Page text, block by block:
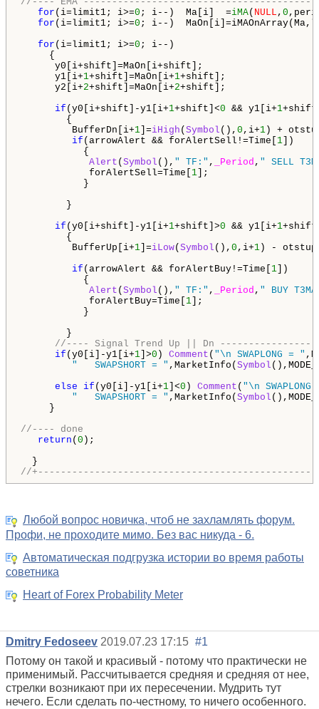
for (i=limit1; i>=0 ; i--)  Ma[i]  =iMA( NULL , 0
for (i=limit1; i>=0 ; i--)
for (i=limit1; i>=0 ; i--)
{
y0[i+shift]=MaOn[i+shift];
y1[i+1+shift]=MaOn[i+1+shift];
y2[i+2+shift]=MaOn[i+2+shift];
if (y0[i+shift]-y1[i+1+shift]<0 && y1[i+1
{
BufferDn[i+1 ]=iHigh ( Symbol (), 0 ,i+1 ) +
if (arrowAlert && forAlertSell!=Time[ 1 ])
{
Alert ( Symbol (), " TF:" , _Period , " SELL
forAlertSell=Time[ 1 ];
}
}
if (y0[i+shift]-y1[i+1+shift]>0 && y1[i+1
{
BufferUp[i+1 ]=iLow( Symbol (), 0 ,i+1 ) -
if (arrowAlert && forAlertBuy!=Time[ 1 ])
{
Alert ( Symbol (), " TF:" , _Period , " BUY
forAlertBuy=Time[ 1 ];
}
}
//---- Signal Trend Up || Dn
if (y0[i]-y1[i+1 ]>0 ) Comment ( "\n SWAPLONG = "
"   SWAPSHORT = " ,MarketInfo( Symbol
else
if (y0[i]-y1[i+1 ]<0 ) Comment ( "\n
"   SWAPSHORT = " ,MarketInfo( Symbol
}
//---- done
return ( 0 );
//
Любой вопрос новичка, чтоб не захламлять форум.
Профи, не проходите мимо. Без вас никуда - 6.
Автоматическая подгрузка истории во время работы
советника
Heart of Forex Probability Meter
Dmitry Fedoseev 2019.07.23 17:15 #1
Потому он такой и красивый - потому что практически не
применимый. Рассчитывается средняя и средняя от нее,
стрелки возникают при их пересечении. Мудрить тут
нечего. Если сделать по-честному, то ничего особенного.